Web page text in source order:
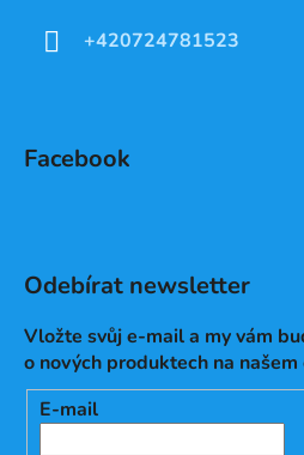
+420724781523
Facebook
Odebírat newsletter
Vložte svůj e-mail a my vám
o nových produktech na našem
E-mail